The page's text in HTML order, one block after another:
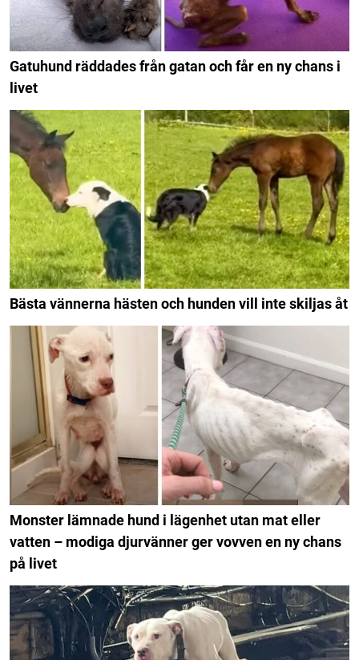
Gatuhund räddades från gatan och får en ny chans i
livet
Bästa vännerna hästen och hunden vill inte skiljas åt
Monster lämnade hund i lägenhet utan mat eller
vatten – modiga djurvänner ger vovven en ny chans
på livet